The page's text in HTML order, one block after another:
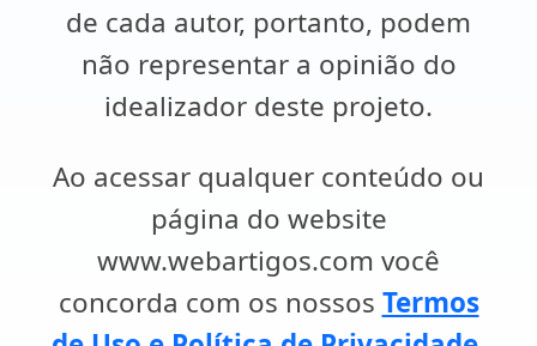
de cada autor, portanto, podem
não representar a opinião do
idealizador deste projeto.
Ao acessar qualquer conteúdo ou
página do website
www.webartigos.com você
concorda com os nossos Termos